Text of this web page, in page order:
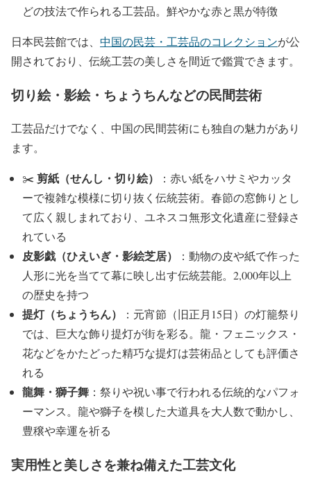
どの技法で作られる工芸品。鮮やかな赤と黒が特徴
日本民芸館では、 中国の民芸・工芸品のコレクションが公
開されており、伝統工芸の美しさを間近で鑑賞できます。
切り絵・影絵・ちょうちんなどの民間芸術
工芸品だけでなく、中国の民間芸術にも独自の魅力があり
ます。
✂️剪紙（せんし・切り絵）
：赤い紙をハサミやカッタ
ーで複雑な模様に切り抜く伝統芸術。春節の窓飾りとし
て広く親しまれており、ユネスコ無形文化遺産に登録さ
れている
皮影戯（ひえいぎ・影絵芝居）
：動物の皮や紙で作った
人形に光を当てて幕に映し出す伝統芸能。2,000年以上
の歴史を持つ
提灯（ちょうちん）
：元宵節（旧正月15日）の灯籠祭り
では、巨大な飾り提灯が街を彩る。龍・フェニックス・
花などをかたどった精巧な提灯は芸術品としても評価さ
れる
龍舞・獅子舞 ：祭りや祝い事で行われる伝統的なパフォ
ーマンス。龍や獅子を模した大道具を大人数で動かし、
豊穣や幸運を祈る
実用性と美しさを兼ね備えた工芸文化